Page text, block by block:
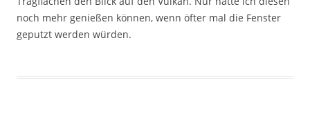
noch mehr genießen können, wenn öfter mal die Fenster
geputzt werden würden.